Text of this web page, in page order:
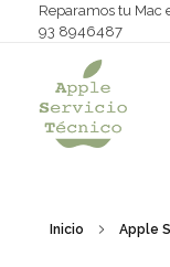
Reparamos tu Mac
93 8946487
Inicio Apple